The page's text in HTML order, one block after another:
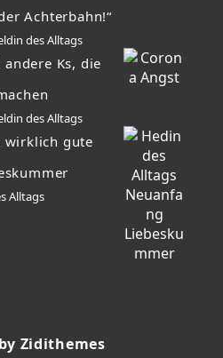
Achterbahn!“
des Alltags
Ks, die
des Alltags
wirklich gute
Alltags
Zidithemes